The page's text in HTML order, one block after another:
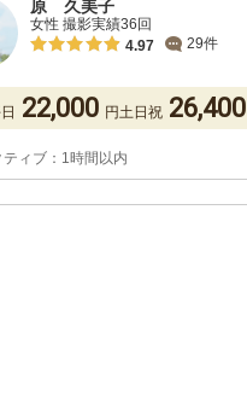
原 久美子
女性 撮影実績36回
4.97
29件
22,000 円土日祝 26,400
ィブ：1時間以内